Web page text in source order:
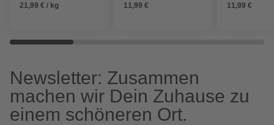
21,99 € / kg 11,99 € 11,99 €
Newsletter: Zusammen
machen wir Dein Zuhause zu
einem schöneren Ort.